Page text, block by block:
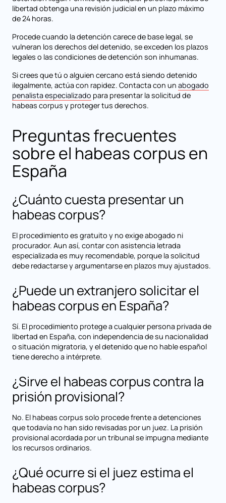
libertad obtenga una revisión judicial en un plazo máximo
de 24 horas.
Procede cuando la detención carece de base legal, se
vulneran los derechos del detenido, se exceden los plazos
legales o las condiciones de detención son inhumanas.
Si crees que tú o alguien cercano está siendo detenido
ilegalmente, actúa con rapidez. Contacta con un abogado
penalista especializado para presentar la solicitud de
habeas corpus y proteger tus derechos.
Preguntas frecuentes
sobre el habeas corpus en
España
¿Cuánto cuesta presentar un
habeas corpus?
El procedimiento es gratuito y no exige abogado ni
procurador. Aun así, contar con asistencia letrada
especializada es muy recomendable, porque la solicitud
debe redactarse y argumentarse en plazos muy ajustados.
¿Puede un extranjero solicitar el
habeas corpus en España?
Sí. El procedimiento protege a cualquier persona privada de
libertad en España, con independencia de su nacionalidad
o situación migratoria, y el detenido que no hable español
tiene derecho a intérprete.
¿Sirve el habeas corpus contra la
prisión provisional?
No. El habeas corpus solo procede frente a detenciones
que todavía no han sido revisadas por un juez. La prisión
provisional acordada por un tribunal se impugna mediante
los recursos ordinarios.
¿Qué ocurre si el juez estima el
habeas corpus?